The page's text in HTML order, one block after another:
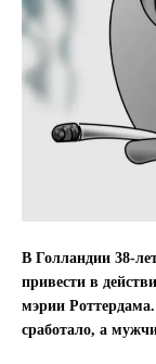
В Голландии 38-
привести в
мэрии
сработало, а